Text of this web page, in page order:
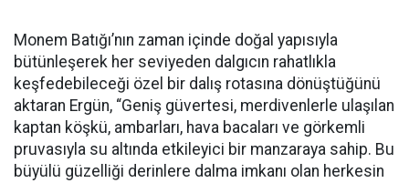
Monem Batığı’nın zaman içinde doğal yapısıyla
bütünleşerek her seviyeden dalgıcın rahatlıkla
keşfedebileceği özel bir dalış rotasına dönüştüğünü
aktaran Ergün, “Geniş güvertesi, merdivenlerle ulaşılan
kaptan köşkü, ambarları, hava bacaları ve görkemli
pruvasıyla su altında etkileyici bir manzaraya sahip. Bu
büyülü güzelliği derinlere dalma imkanı olan herkesin